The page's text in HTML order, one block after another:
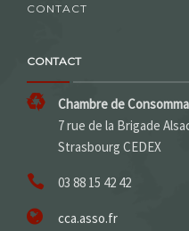
CONTACT
CONTACT
Chambre de
7 rue de la Brigade
Strasbourg CEDEX
03 88 15 42 42
cca.asso.fr